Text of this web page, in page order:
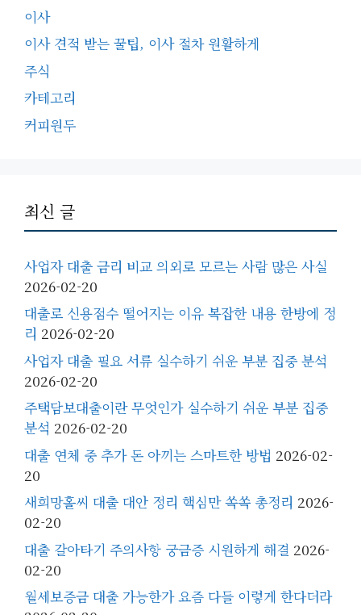
이사
이사 견적 받는 꿀팁, 이사 절차 원활하게
주식
카테고리
커피원두
최신 글
사업자 대출 금리 비교 의외로 모르는 사람 많은 사실
2026-02-20
대출로 신용점수 떨어지는 이유 복잡한 내용 한방에 정
리 2026-02-20
사업자 대출 필요 서류 실수하기 쉬운 부분 집중 분석
2026-02-20
주택담보대출이란 무엇인가 실수하기 쉬운 부분 집중
분석 2026-02-20
대출 연체 중 추가 돈 아끼는 스마트한 방법 2026-02-
20
새희망홀씨 대출 대안 정리 핵심만 쏙쏙 총정리 2026-
02-20
대출 갈아타기 주의사항 궁금증 시원하게 해결 2026-
02-20
월세보증금 대출 가능한가 요즘 다들 이렇게 한다더라